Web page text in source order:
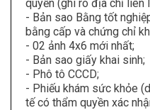
quyền (ghi rõ địa chỉ liên
- Bản sao Bằng tốt
bằng cấp và chứng chỉ
- 02 ảnh 4x6 mới nhất;
- Bản sao giấy khai sinh;
- Phô tô CCCD;
- Phiếu khám sức khỏe
tế có thẩm quyền xác